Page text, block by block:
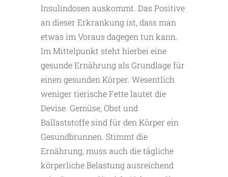
Insulindosen auskommt. Das Positive
an dieser Erkrankung ist, dass man
etwas im Voraus dagegen tun kann.
Im Mittelpunkt steht hierbei eine
gesunde Ernährung als Grundlage für
einen gesunden Körper. Wesentlich
weniger tierische Fette lautet die
Devise. Gemüse, Obst und
Ballaststoffe sind für den Körper ein
Gesundbrunnen. Stimmt die
Ernährung, muss auch die tägliche
körperliche Belastung ausreichend